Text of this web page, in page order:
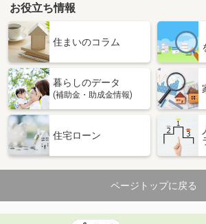
お役立ち情報
住まいのコラム
暮らしのデータ
(補助金・助成金情報)
住宅ローン
ページトップに戻る